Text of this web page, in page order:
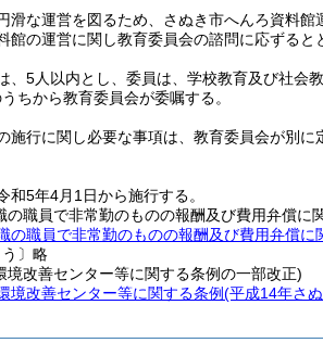
滑な運営を図るため、さぬき市へんろ資料館
館の運営に関し教育委員会の諮問に応ずる
、5人以内とし、委員は、学校教育及び社会
ちから教育委員会が委嘱する。
施行に関し必要な事項は、教育委員会が別に
和5年4月1日から施行する。
の職員で非常勤のものの報酬及び費用弁償に
の職員で非常勤のものの報酬及び費用弁償に
う〕略
境改善センター等に関する条例の一部改正)
境改善センター等に関する条例(平成14年さ